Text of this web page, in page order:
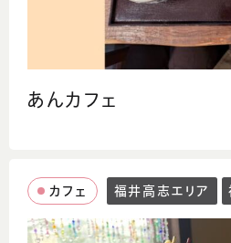
あんカフェ
カフェ 福井高志エリア